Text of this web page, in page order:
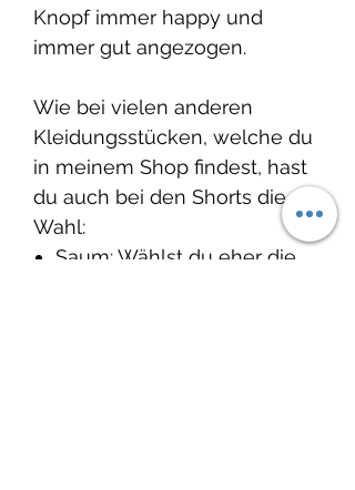
Knopf immer happy und
immer gut angezogen.
Wie bei vielen anderen
Kleidungsstücken, welche du
in meinem Shop findest, hast
du auch bei den Shorts die
Wahl:
Saum: Wählst du eher die